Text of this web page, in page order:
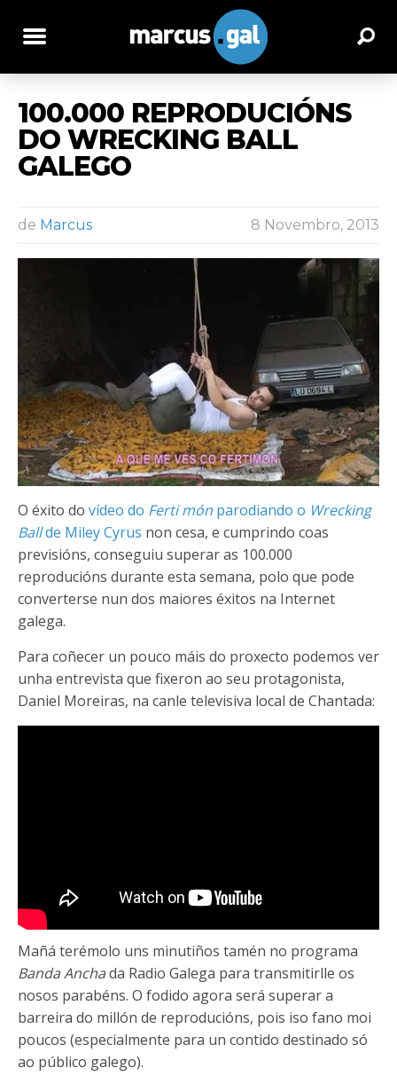
100.000 REPRODUCIÓNS
DO WRECKING BALL
GALEGO
de Marcus 8 Novembro, 2013
O éxito do vídeo do Ferti món parodiando o Wrecking
Ballde Miley Cyrus non cesa, e cumprindo coas
previsións, conseguiu superar as 100.000
reproducións durante esta semana, polo que pode
converterse nun dos maiores éxitos na Internet
galega.
Para coñecer un pouco máis do proxecto podemos ver
unha entrevista que fixeron ao seu protagonista,
Daniel Moreiras, na canle televisiva local de Chantada:
Mañá terémolo uns minutiños tamén no programa
Banda Anchada Radio Galega para transmitirlle os
nosos parabéns. O fodido agora será superar a
barreira do millón de reproducións, pois iso fano moi
poucos (especialmente para un contido destinado só
ao público galego).